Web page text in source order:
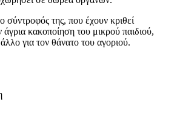
σύντροφός της, που έχουν κριθεί
άγρια κακοποίηση του μικρού παιδιού,
για τον θάνατο του αγοριού.